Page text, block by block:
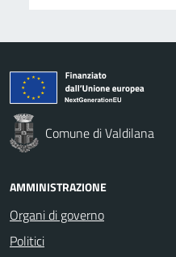
Comune di Valdilana
AMMINISTRAZIONE
Organi di governo
Politici